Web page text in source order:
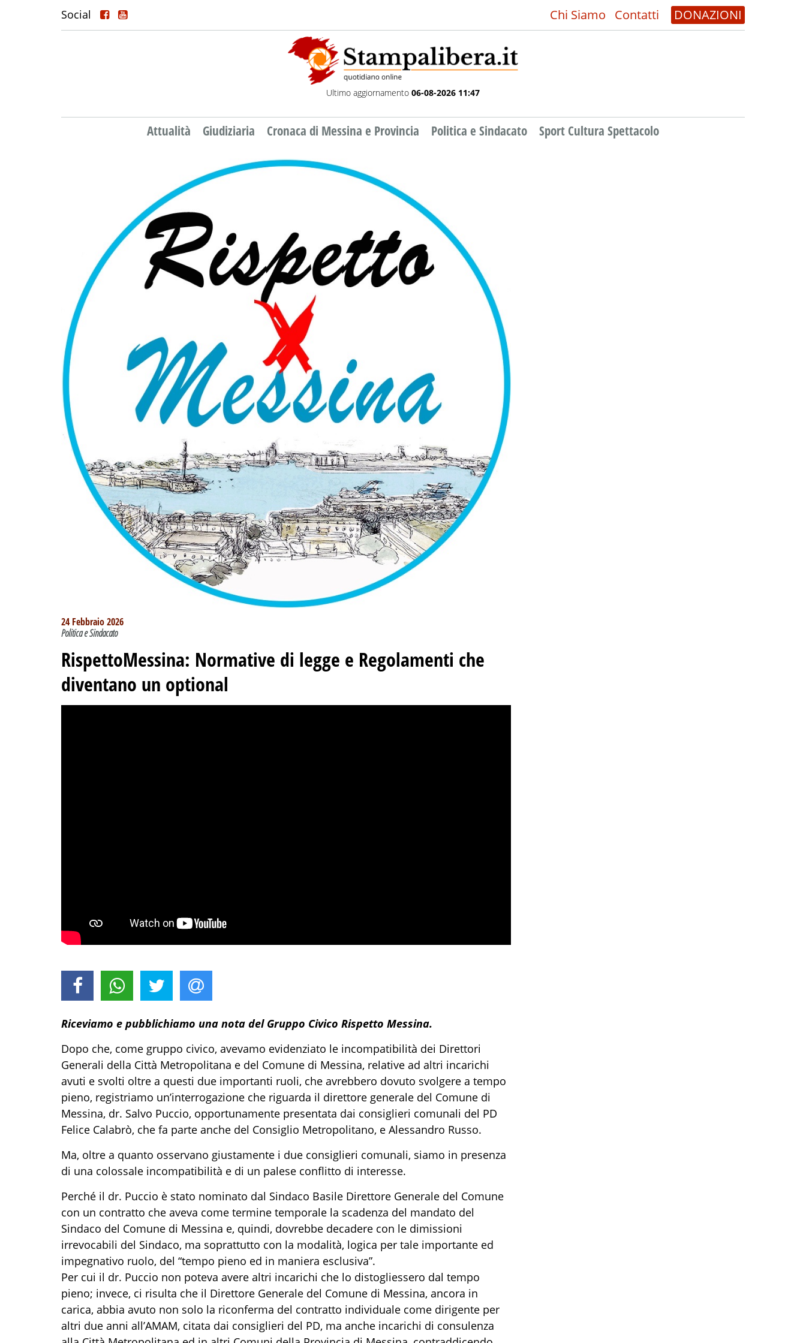
Social Chi Siamo Contatti DONAZIONI
Ultimo aggiornamento 06-08-2026 11:47
Attualità Giudiziaria Cronaca di Messina e Provincia Politica e Sindacato Sport Cultura Spettacolo
24 Febbraio 2026
Politica e Sindacato
RispettoMessina: Normative di legge e Regolamenti che
diventano un optional
Riceviamo e pubblichiamo una nota del Gruppo Civico Rispetto Messina.
Dopo che, come gruppo civico, avevamo evidenziato le incompatibilità dei Direttori
Generali della Città Metropolitana e del Comune di Messina, relative ad altri incarichi
avuti e svolti oltre a questi due importanti ruoli, che avrebbero dovuto svolgere a tempo
pieno, registriamo un’interrogazione che riguarda il direttore generale del Comune di
Messina, dr. Salvo Puccio, opportunamente presentata dai consiglieri comunali del PD
Felice Calabrò, che fa parte anche del Consiglio Metropolitano, e Alessandro Russo.
Ma, oltre a quanto osservano giustamente i due consiglieri comunali, siamo in presenza
di una colossale incompatibilità e di un palese conflitto di interesse.
Perché il dr. Puccio è stato nominato dal Sindaco Basile Direttore Generale del Comune
con un contratto che aveva come termine temporale la scadenza del mandato del
Sindaco del Comune di Messina e, quindi, dovrebbe decadere con le dimissioni
irrevocabili del Sindaco, ma soprattutto con la modalità, logica per tale importante ed
impegnativo ruolo, del “tempo pieno ed in maniera esclusiva”.
Per cui il dr. Puccio non poteva avere altri incarichi che lo distogliessero dal tempo
pieno; invece, ci risulta che il Direttore Generale del Comune di Messina, ancora in
carica, abbia avuto non solo la riconferma del contratto individuale come dirigente per
altri due anni all’AMAM, citata dai consiglieri del PD, ma anche incarichi di consulenza